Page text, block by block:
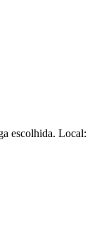
escolhida. Local: